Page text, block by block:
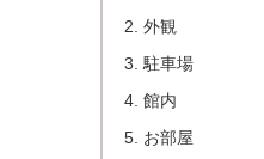
外観
駐車場
館内
お部屋